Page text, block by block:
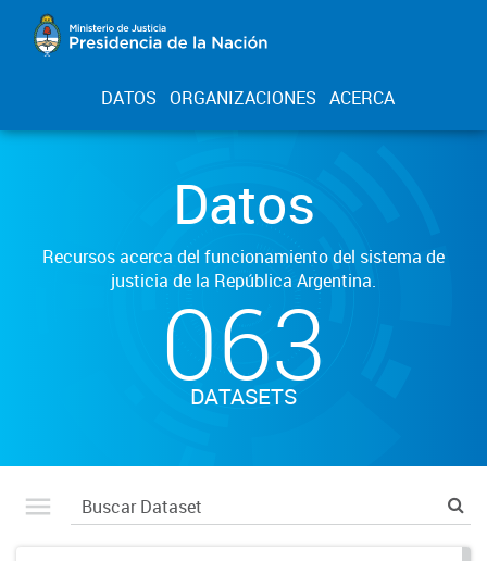
DATOS ORGANIZACIONES ACERCA
Datos
Recursos acerca del funcionamiento del sistema de
justicia de la República Argentina.
063
DATASETS